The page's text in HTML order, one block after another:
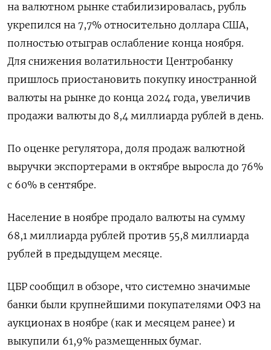
на валютном рынке стабилизировалась, рубль
укрепился на 7,7% относительно доллара США,
полностью отыграв ослабление конца ноября.
Для снижения волатильности Центробанку
пришлось приостановить покупку иностранной
валюты на рынке до конца 2024 года, увеличив
продажи валюты до 8,4 миллиарда рублей в день.
По оценке регулятора, доля продаж валютной
выручки экспортерами в октябре выросла до 76%
с 60% в сентябре.
Население в ноябре продало валюты на сумму
68,1 миллиарда рублей против 55,8 миллиарда
рублей в предыдущем месяце.
ЦБР сообщил в обзоре, что системно значимые
банки были крупнейшими покупателями ОФЗ на
аукционах в ноябре (как и месяцем ранее) и
выкупили 61,9% размещенных бумаг.